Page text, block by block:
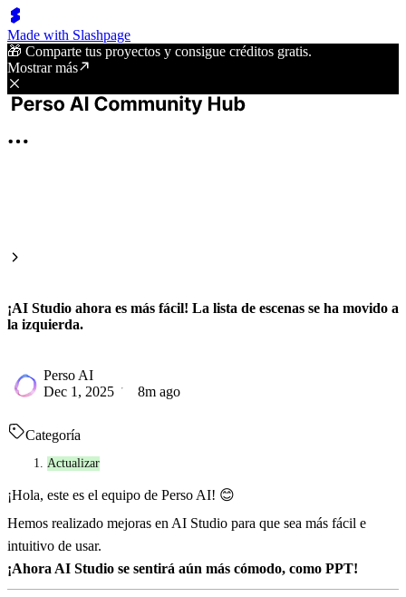
Made with Slashpage
🎁 Comparte tus proyectos y consigue créditos gratis.
Mostrar más
¡AI Studio ahora es más fácil! La lista de escenas se ha movido a
la izquierda.
Perso AI
Dec 1, 2025
8m ago
Categoría
Actualizar
¡Hola, este es el equipo de Perso AI! 😊
Hemos realizado mejoras en AI Studio para que sea más fácil e
intuitivo de usar.
¡Ahora AI Studio se sentirá aún más cómodo, como PPT!